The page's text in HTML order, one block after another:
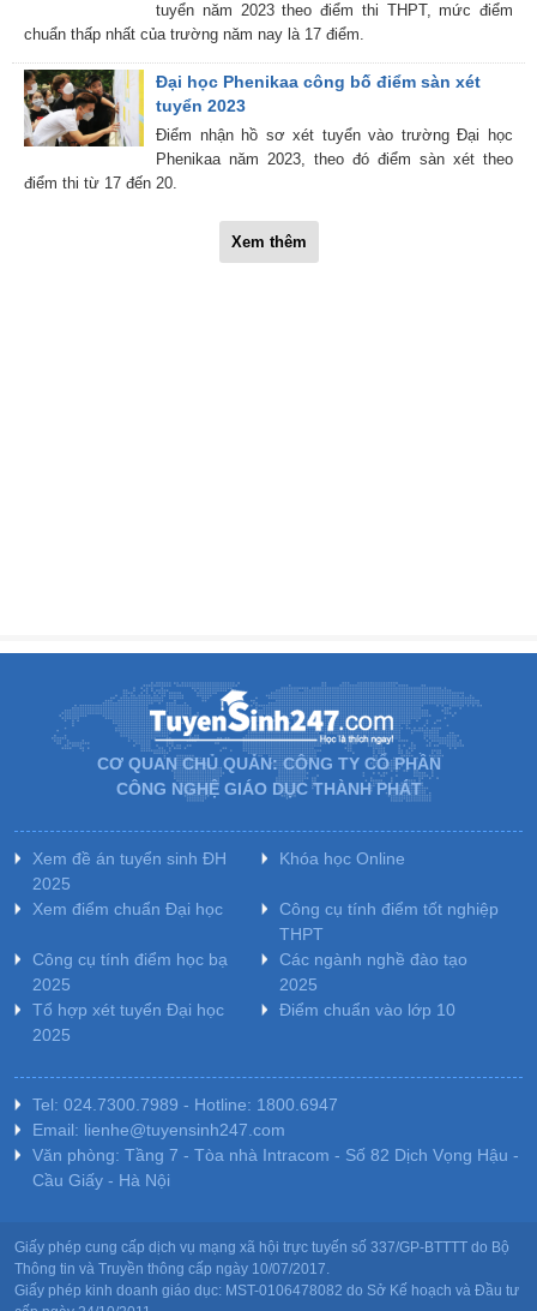
tuyển năm 2023 theo điểm thi THPT, mức điểm
chuẩn thấp nhất của trường năm nay là 17 điểm.
Đại học Phenikaa công bố điểm sàn xét
tuyển 2023
Điểm nhận hồ sơ xét tuyển vào trường Đại học
Phenikaa năm 2023, theo đó điểm sàn xét theo
điểm thi từ 17 đến 20.
Xem thêm
CƠ QUAN CHỦ QUẢN: CÔNG TY CỔ PHẦN
CÔNG NGHỆ GIÁO DỤC THÀNH PHÁT
Xem đề án tuyển sinh ĐH
2025
Khóa học Online
Xem điểm chuẩn Đại học
Công cụ tính điểm tốt nghiệp
THPT
Công cụ tính điểm học bạ
2025
Các ngành nghề đào tạo
2025
Tổ hợp xét tuyển Đại học
2025
Điểm chuẩn vào lớp 10
Tel: 024.7300.7989 - Hotline: 1800.6947
Email: lienhe@tuyensinh247.com
Văn phòng: Tầng 7 - Tòa nhà Intracom - Số 82 Dịch Vọng Hậu -
Cầu Giấy - Hà Nội
Giấy phép cung cấp dịch vụ mạng xã hội trực tuyến số 337/GP-BTTTT do Bộ
Thông tin và Truyền thông cấp ngày 10/07/2017.
Giấy phép kinh doanh giáo dục: MST-0106478082 do Sở Kế hoạch và Đầu tư